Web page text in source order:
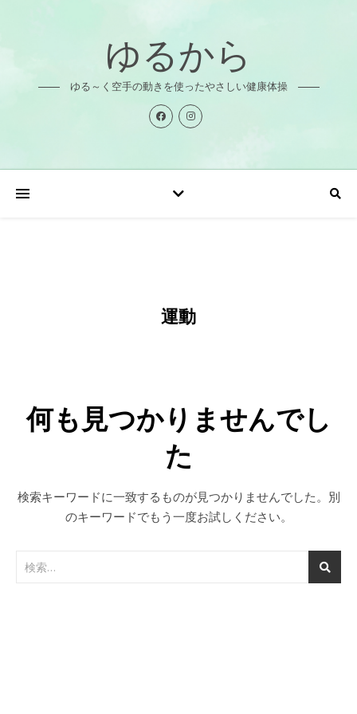
ゆるから
ゆる～く空手の動きを使ったやさしい健康体操
運動
何も見つかりませんでし
た
検索キーワードに一致するものが見つかりませんでした。別
のキーワードでもう一度お試しください。